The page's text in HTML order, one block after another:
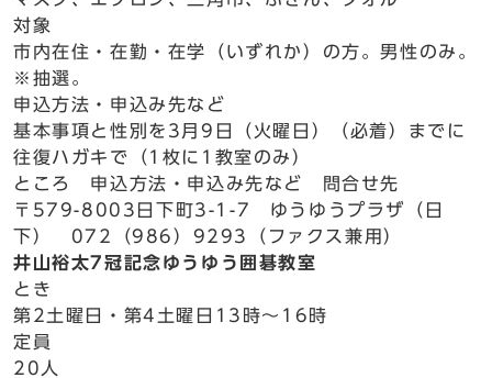
対象
市内在住・在勤・在学（いずれか）の方。男性のみ。
※抽選。
申込方法・申込み先など
基本事項と性別を3月9日（火曜日）（必着）までに
往復ハガキで（1枚に1教室のみ）
ところ 申込方法・申込み先など 問合せ先
〒579-8003日下町3-1-7 ゆうゆうプラザ（日
下） 072（986）9293（ファクス兼用）
井山裕太7冠記念ゆうゆう囲碁教室
とき
第2土曜日・第4土曜日13時～16時
定員
20人